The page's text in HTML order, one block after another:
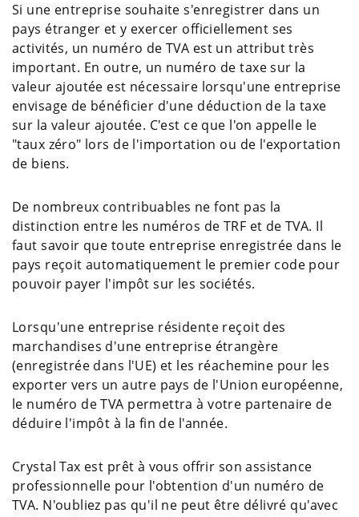
Si une entreprise souhaite s'enregistrer dans un
pays étranger et y exercer officiellement ses
activités, un numéro de TVA est un attribut très
important. En outre, un numéro de taxe sur la
valeur ajoutée est nécessaire lorsqu'une entreprise
envisage de bénéficier d'une déduction de la taxe
sur la valeur ajoutée. C'est ce que l'on appelle le
"taux zéro" lors de l'importation ou de l'exportation
de biens.
De nombreux contribuables ne font pas la
distinction entre les numéros de TRF et de TVA. Il
faut savoir que toute entreprise enregistrée dans le
pays reçoit automatiquement le premier code pour
pouvoir payer l'impôt sur les sociétés.
Lorsqu'une entreprise résidente reçoit des
marchandises d'une entreprise étrangère
(enregistrée dans l'UE) et les réachemine pour les
exporter vers un autre pays de l'Union européenne,
le numéro de TVA permettra à votre partenaire de
déduire l'impôt à la fin de l'année.
Crystal Tax est prêt à vous offrir son assistance
professionnelle pour l'obtention d'un numéro de
TVA. N'oubliez pas qu'il ne peut être délivré qu'avec